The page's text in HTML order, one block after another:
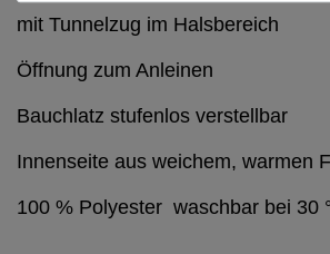
mit Tunnelzug im Halsbereich 
Öffnung zum Anleinen 
Bauchlatz stufenlos verstellbar 
Innenseite aus weichem, warmen
100 % Polyester  waschbar bei 30